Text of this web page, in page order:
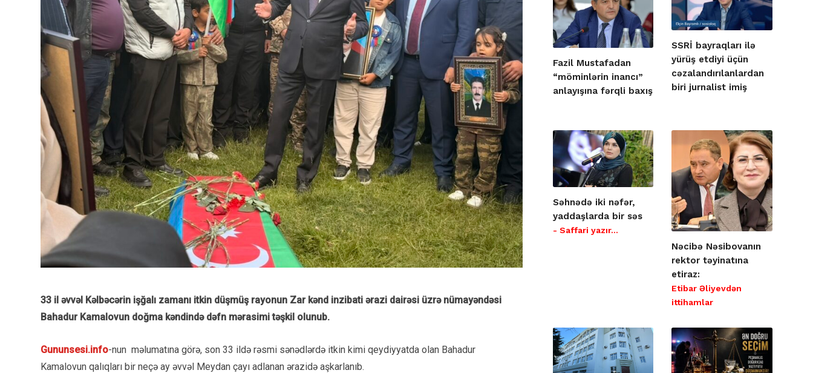
33 il əvvəl Kəlbəcərin işğalı zamanı itkin düşmüş rayonun Zar kənd inzibati ərazi dairəsi üzrə nümayəndəsi
Bahadur Kamalovun doğma kəndində dəfn mərasimi təşkil olunub.
Gununsesi.info-nun məlumatına görə, son 33 ildə rəsmi sənədlərdə itkin kimi qeydiyyatda olan Bahadur
Kamalovun qalıqları bir neçə ay əvvəl Meydan çayı adlanan ərazidə aşkarlanıb.
Fazil Mustafadan
“möminlərin inancı”
anlayışına fərqli baxış
SSRİ bayraqları ilə
yürüş etdiyi üçün
cəzalandırılanlardan
biri jurnalist imiş
Səhnədə iki nəfər,
yaddaşlarda bir səs
- Saffari yazır…
Nəcibə Nəsibovanın
rektor təyinatına
etiraz:
Etibar Əliyevdən
ittihamlar